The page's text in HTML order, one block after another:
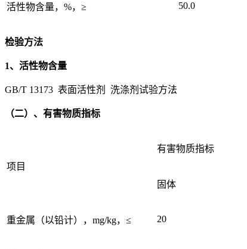
活性物含量，%，≥ 50.0
检验方法
1、活性物含量
GB/T 13173 表面活性剂 洗涤剂试验方法
（二）、有害物质指标
项目
有害物质指标
固体
重金属（以铅计），mg/kg，≤ 20